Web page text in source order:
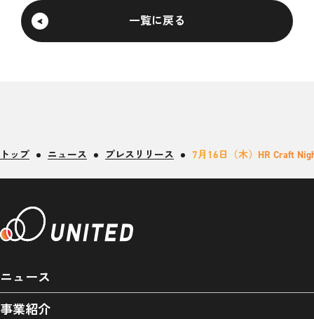
一覧に戻る
トップ ニュース プレスリリース 7月16日（木）HR Craft
ニュース
事業紹介